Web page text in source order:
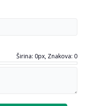
)
Širina: 0px, Znakova: 0